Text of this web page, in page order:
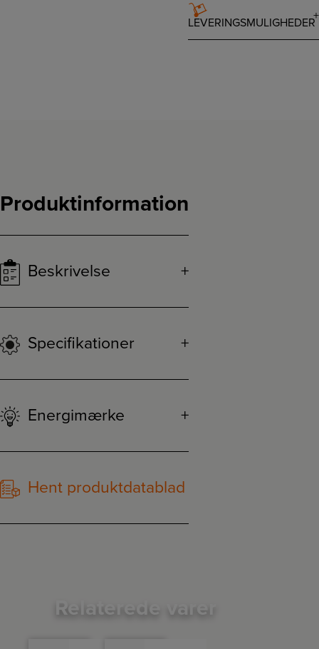
LEVERINGSMULIGHEDER
Produktinformation
Beskrivelse
Specifikationer
Energimærke
Hent produktdatablad
Relaterede varer